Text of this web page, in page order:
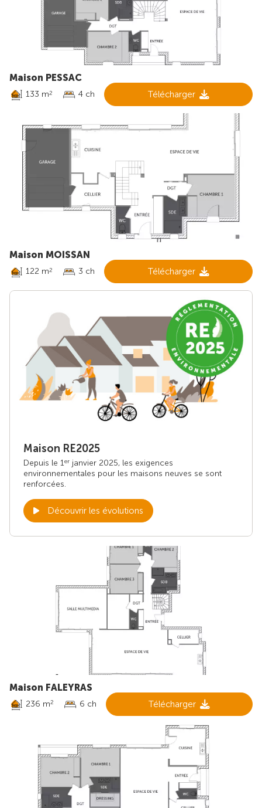
Maison PESSAC
133 m2 4 ch Télécharger
Maison MOISSAN
122 m2 3 ch Télécharger
Maison RE2025
Depuis le 1er janvier 2025, les exigences
environnementales pour les maisons neuves se sont
renforcées.
Découvrir les évolutions
Maison FALEYRAS
236 m2 6 ch Télécharger